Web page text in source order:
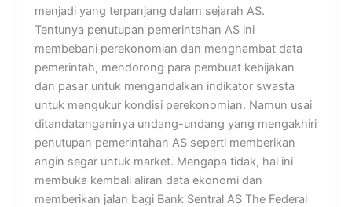
menjadi yang terpanjang dalam sejarah AS.
Tentunya penutupan pemerintahan AS ini
membebani perekonomian dan menghambat data
pemerintah, mendorong para pembuat kebijakan
dan pasar untuk mengandalkan indikator swasta
untuk mengukur kondisi perekonomian. Namun usai
ditandatanganinya undang-undang yang mengakhiri
penutupan pemerintahan AS seperti memberikan
angin segar untuk market. Mengapa tidak, hal ini
membuka kembali aliran data ekonomi dan
memberikan jalan bagi Bank Sentral AS The Federal